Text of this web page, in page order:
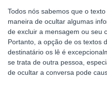
Todos nós sabemos que o
maneira de ocultar algumas
de excluir a mensagem ou seu
Portanto, a opção de os textos
destinatário os lê é
se trata de outra pessoa,
de ocultar a conversa pode
Como os aplicativos de
Aplicativos úteis para
Internet
Concluindo
PERGUNTAS